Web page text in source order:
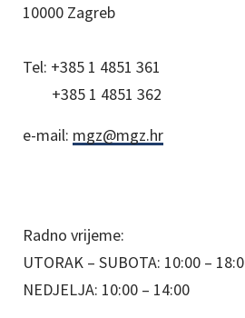
10000 Zagreb
Tel: +385 1 4851 361
+385 1 4851 362
e-mail: mgz@mgz.hr
Radno vrijeme:
UTORAK – SUBOTA: 10:00 –
NEDJELJA: 10:00 – 14:00